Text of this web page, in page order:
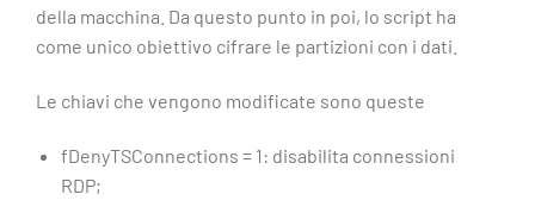
della macchina. Da questo punto in poi, lo script ha
come unico obiettivo cifrare le partizioni con i dati.
Le chiavi che vengono modificate sono queste
fDenyTSConnections = 1: disabilita connessioni
RDP;